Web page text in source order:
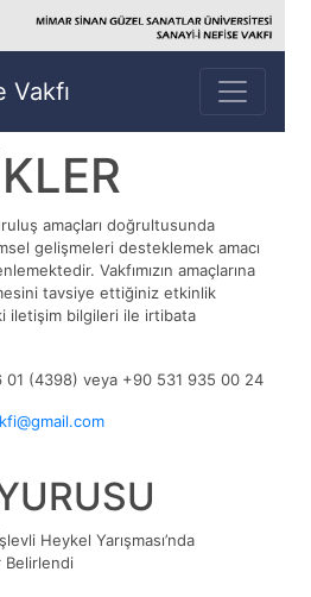
Vakfı
amaçları doğrultusunda
gelişmeleri desteklemek amacı
Vakfımızın amaçlarına
tavsiye ettiğiniz etkinlik
iletişim bilgileri ile irtibata
01 (4398) veya +90 531 935 00 24
Heykel Yarışması’nda
Belirlendi